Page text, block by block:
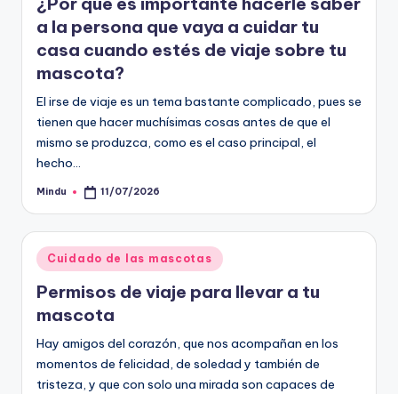
a la persona que vaya a cuidar tu
casa cuando estés de viaje sobre tu
mascota?
El irse de viaje es un tema bastante complicado, pues se
tienen que hacer muchísimas cosas antes de que el
mismo se produzca, como es el caso principal, el
hecho…
Publicado
Mindu 11/07/2026
Publicado
en
Cuidado de las mascotas
Permisos de viaje para llevar a tu
mascota
Hay amigos del corazón, que nos acompañan en los
momentos de felicidad, de soledad y también de
tristeza, y que con solo una mirada son capaces de